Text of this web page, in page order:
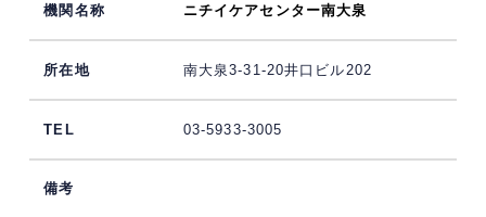
ニチイケアセンター南大泉
南大泉3-31-20井口ビル202
03-5933-3005